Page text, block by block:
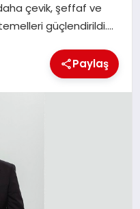
çevik, şeffaf ve
temelleri güçlendirildi….
Paylaş